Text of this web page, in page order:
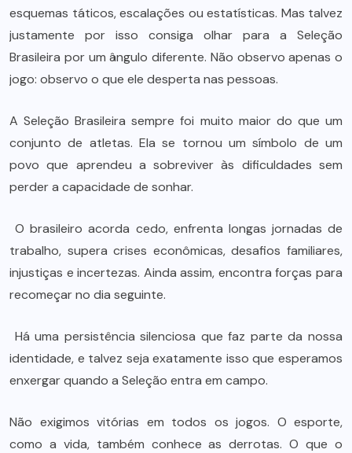
esquemas táticos, escalações ou estatísticas. Mas talvez
justamente por isso consiga olhar para a Seleção
Brasileira por um ângulo diferente. Não observo apenas o
jogo: observo o que ele desperta nas pessoas.
A Seleção Brasileira sempre foi muito maior do que um
conjunto de atletas. Ela se tornou um símbolo de um
povo que aprendeu a sobreviver às dificuldades sem
perder a capacidade de sonhar.
O brasileiro acorda cedo, enfrenta longas jornadas de
trabalho, supera crises econômicas, desafios familiares,
injustiças e incertezas. Ainda assim, encontra forças para
recomeçar no dia seguinte.
Há uma persistência silenciosa que faz parte da nossa
identidade, e talvez seja exatamente isso que esperamos
enxergar quando a Seleção entra em campo.
Não exigimos vitórias em todos os jogos. O esporte,
como a vida, também conhece as derrotas. O que o